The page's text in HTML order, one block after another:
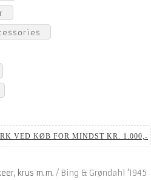
VED KØB FOR MINDST KR. 1.000,-
krus m.m. / Bing & Grøndahl ‘1945